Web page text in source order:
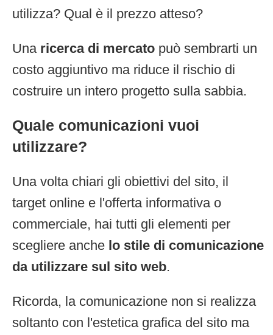
utilizza? Qual è il prezzo atteso?
Una ricerca di mercato può sembrarti un
costo aggiuntivo ma riduce il rischio di
costruire un intero progetto sulla sabbia.
Quale comunicazioni vuoi
utilizzare?
Una volta chiari gli obiettivi del sito, il
target online e l'offerta informativa o
commerciale, hai tutti gli elementi per
scegliere anche lo stile di comunicazione
da utilizzare sul sito web.
Ricorda, la comunicazione non si realizza
soltanto con l'estetica grafica del sito ma